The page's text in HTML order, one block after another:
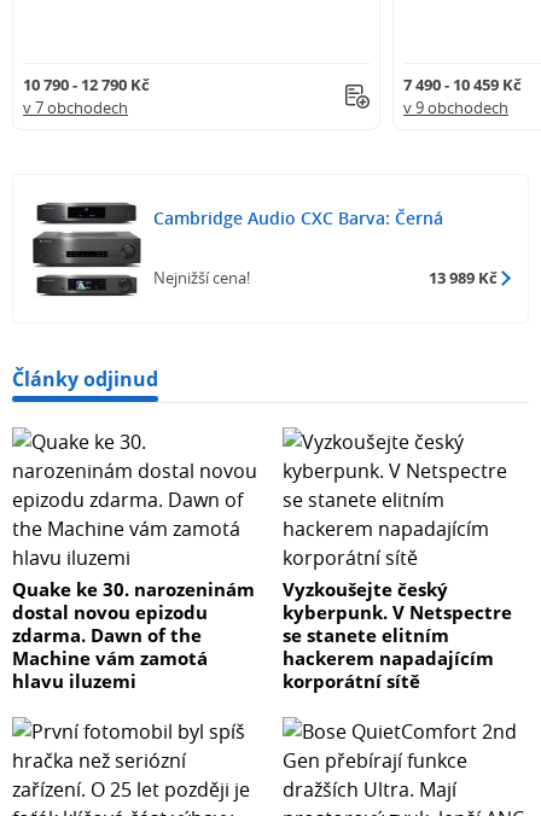
10 790 - 12 790 Kč
v 7 obchodech
7 490 - 10 459 Kč
v 9 obchodech
Cambridge Audio CXC Barva: Černá
Nejnižší cena! 13 989 Kč
Články odjinud
Quake ke 30. narozeninám
dostal novou epizodu
zdarma. Dawn of the
Machine vám zamotá
hlavu iluzemi
Vyzkoušejte český
kyberpunk. V Netspectre
se stanete elitním
hackerem napadajícím
korporátní sítě